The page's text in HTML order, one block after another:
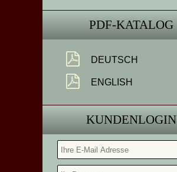
PDF-KATALOG
DEUTSCH
ENGLISH
KUNDENLOGIN